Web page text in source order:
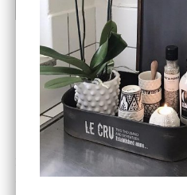
INFO KÖP
House Doctor
Skål, Hands marmor
-20%